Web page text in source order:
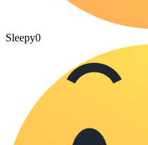
Sleepy0